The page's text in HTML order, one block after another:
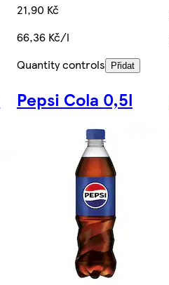
21,90 Kč
66,36 Kč/l
Quantity controls
Přidat
Pepsi Cola 0,5l